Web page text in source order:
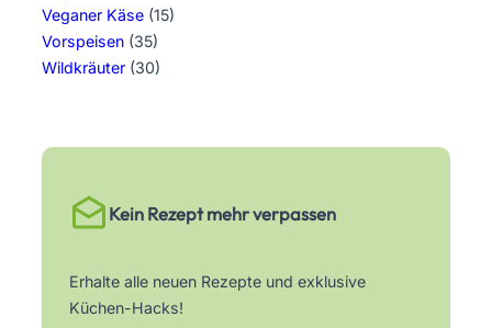
Veganer Käse (15)
Vorspeisen (35)
Wildkräuter (30)
Kein Rezept mehr verpassen
Erhalte alle neuen Rezepte und exklusive
Küchen-Hacks!